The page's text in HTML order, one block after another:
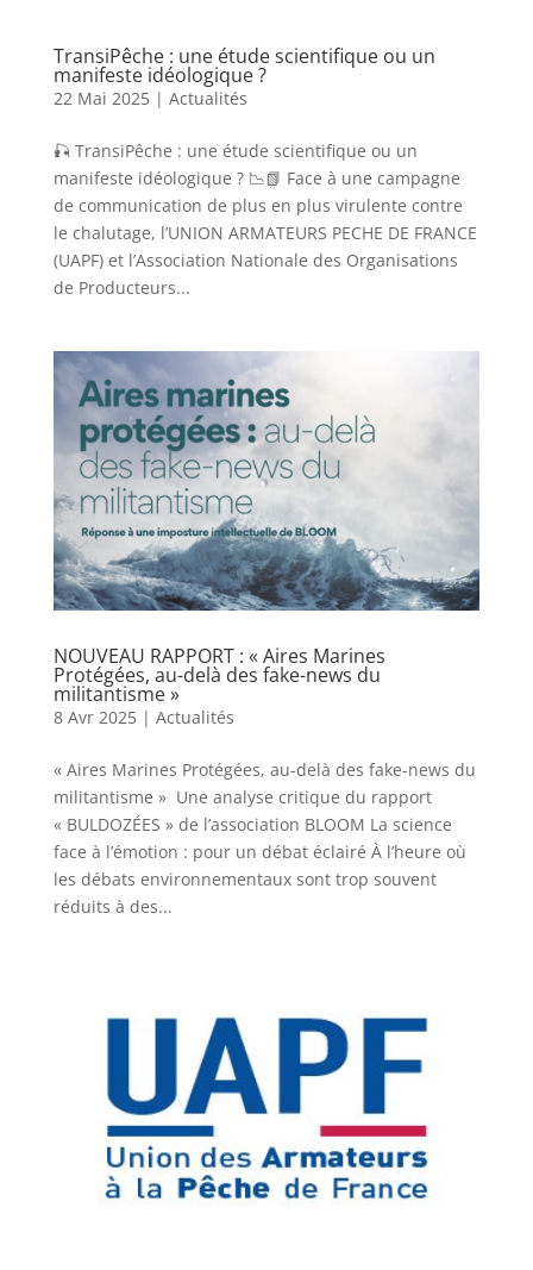
TransiPêche : une étude scientifique ou un
manifeste idéologique ?
22 Mai 2025| Actualités
🎣 TransiPêche : une étude scientifique ou un
manifeste idéologique ? 📉📗 Face à une campagne
de communication de plus en plus virulente contre
le chalutage, l’UNION ARMATEURS PECHE DE FRANCE
(UAPF) et l’Association Nationale des Organisations
de Producteurs...
NOUVEAU RAPPORT : « Aires Marines
Protégées, au-delà des fake-news du
militantisme »
8 Avr 2025| Actualités
« Aires Marines Protégées, au-delà des fake-news du
militantisme » Une analyse critique du rapport
« BULDOZÉES » de l’association BLOOM La science
face à l’émotion : pour un débat éclairé À l’heure où
les débats environnementaux sont trop souvent
réduits à des...